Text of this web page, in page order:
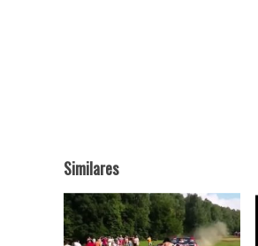
Similares